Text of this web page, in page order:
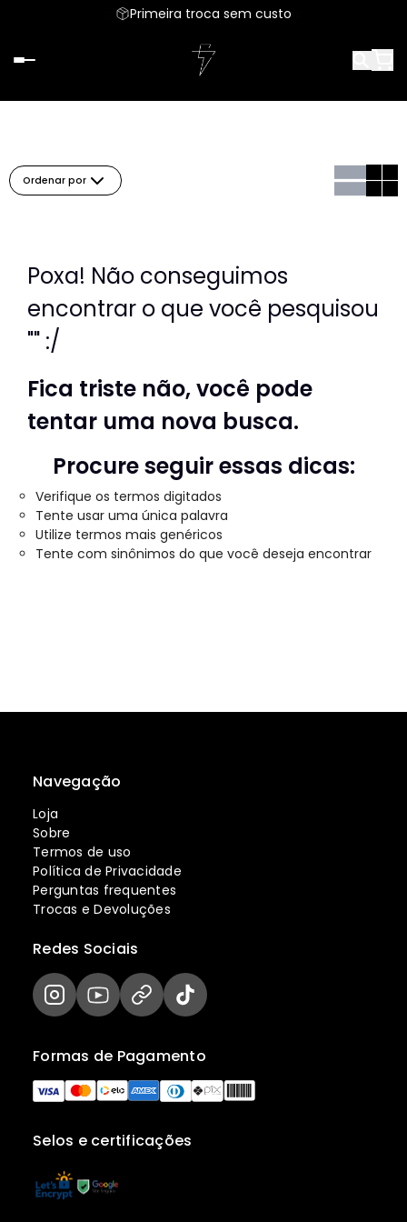
Parcele em até 6x sem juros
Primeira troca sem custo
Ordenar por
Poxa! Não conseguimos
encontrar o que você pesquisou
"" :/
Fica triste não, você pode
tentar uma nova busca.
Procure seguir essas dicas:
Verifique os termos digitados
Tente usar uma única palavra
Utilize termos mais genéricos
Tente com sinônimos do que você deseja encontrar
Navegação
Loja
Sobre
Termos de uso
Política de Privacidade
Perguntas frequentes
Trocas e Devoluções
Selos e certificações
Formas de Pagamento
Redes Sociais